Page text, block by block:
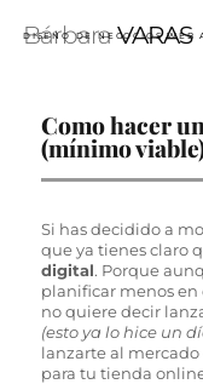
Bárbara VARAS
DISEÑO DE NEGOCIOS WEB
Como hacer
(mínimo
Si has decidido a
que ya tienes claro
digital. Porque
planificar menos
no quiere decir
(esto ya lo hice un
lanzarte al
para tu tienda